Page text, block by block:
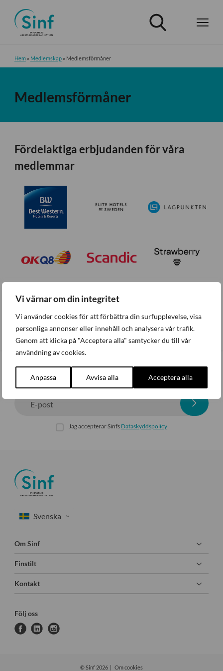
Vi värnar om din integritet
Vi använder cookies för att förbättra din surfupplevelse, visa
personliga annonser eller innehåll och analysera vår trafik.
Genom att klicka på "Acceptera alla" samtycker du till vår
användning av cookies.
Anpassa Avvisa alla Acceptera alla
Hem» Medlemskap» Medlemsförmåner
Medlemsförmåner
Fördelaktiga erbjudanden för våra
medlemmar
Prenumerera på nyhetsbrev
E-post
Jag accepterar Sinfs Dataskyddspolicy
Om Sinf
Finstilt
Kontakt
Följ oss
f
l
i
© Sinf 2026 Om cookies